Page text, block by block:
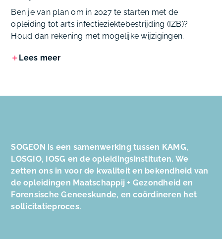
Ben je van plan om in 2027 te starten met de
opleiding tot arts infectieziektebestrijding (IZB)?
Houd dan rekening met mogelijke wijzigingen.
Lees meer
SOGEON is een samenwerking tussen KAMG,
LOSGIO, IOSG en de opleidingsinstituten. We
zetten ons in voor de kwaliteit en bekendheid van
de opleidingen Maatschappij + Gezondheid en
Forensische Geneeskunde, en coördineren het
sollicitatieproces.